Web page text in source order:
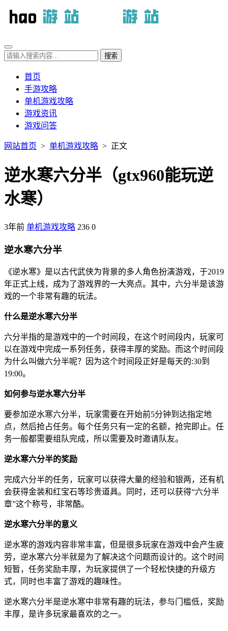
首页
手游攻略
单机游戏攻略
游戏资讯
游戏问答
网站首页 > 单机游戏攻略 > 正文
逆水寒六分半（gtx960能玩逆
水寒）
3年前 单机游戏攻略 236 0
逆水寒六分半
《逆水寒》是以古代武侠为背景的多人角色扮演游戏，于2019
年正式上线，成为了游戏界的一大亮点。其中，六分半是该游
戏的一个非常有趣的玩法。
什么是逆水寒六分半
六分半指的是游戏中的一个时间段，在这个时间段内，玩家可
以在游戏中完成一系列任务，获得丰厚的奖励。而这个时间段
为什么叫做六分半呢？因为这个时间段正好是每天的:30到
19:00。
如何参与逆水寒六分半
要参加逆水寒六分半，玩家需要在开始前5分钟到达指定地
点，然后抢占任务。每个任务只有一定的名额，抢完即止。任
务一般都需要组队完成，所以需要及时邀请队友。
逆水寒六分半的奖励
完成六分半的任务，玩家可以获得大量的经验和银两，还有机
会获得金装和红宝石等珍贵道具。同时，还可以获得“六分半
章”这个称号，非常酷。
逆水寒六分半的意义
逆水寒的游戏内容非常丰富，但是很多玩家在游戏中会产生疲
劳，逆水寒六分半就是为了解决这个问题而设计的。这个时间
短暂，任务奖励丰厚，为玩家提供了一个轻松快捷的升级方
式，同时也丰富了游戏的趣味性。
逆水寒六分半是逆水寒中非常有趣的玩法，参与门槛低，奖励
丰厚，是许多玩家最喜欢的之一。